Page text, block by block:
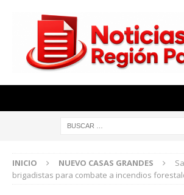
INICIO NUEVO CASAS GRANDES
brigadistas para combate a incendios